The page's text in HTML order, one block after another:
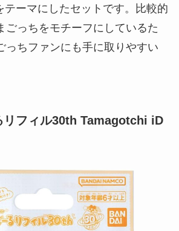
テーマにしたセットです。比較的
ごっちをモチーフにしているた
っちファンにも手に取りやすい
リフィル30th Tamagotchi iD